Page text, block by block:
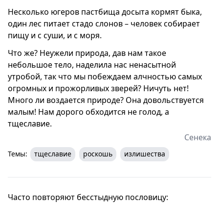
Несколько югеров пастбища досыта кормят быка,
один лес питает стадо слонов – человек собирает
пищу и с суши, и с моря.
Что же? Неужели природа, дав нам такое
небольшое тело, наделила нас ненасытной
утробой, так что мы побеждаем алчностью самых
огромных и прожорливых зверей? Ничуть нет!
Много ли воздается природе? Она довольствуется
малым! Нам дорого обходится не голод, а
тщеславие.
Сенека
Темы: тщеславие роскошь излишества
Часто повторяют бесстыдную пословицу: